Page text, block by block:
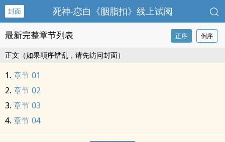
封面 死神‧恋白《胭脂扣》线上试阅
最新完整章节列表 正序 倒序
正文（如果顺序错乱，请先访问封面）
章节 01
章节 02
章节 03
章节 04